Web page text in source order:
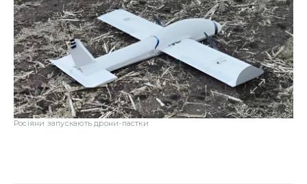
Росіяни запускають дрони-пастки